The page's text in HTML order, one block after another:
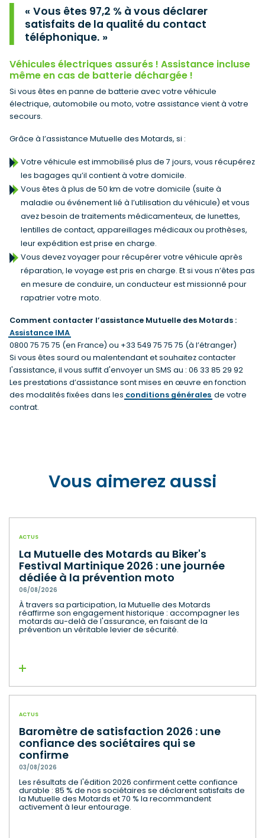
Vous êtes 97,2 % à vous déclarer
satisfaits de la qualité du contact
téléphonique.
Véhicules électriques assurés ! Assistance incluse
même en cas de batterie déchargée !
Si vous êtes en panne de batterie avec votre véhicule
électrique, automobile ou moto, votre assistance vient à votre
secours.
Grâce à l’assistance Mutuelle des Motards, si :
Votre véhicule est immobilisé plus de 7 jours, vous récupérez
les bagages qu’il contient à votre domicile.
Vous êtes à plus de 50 km de votre domicile (suite à
maladie ou événement lié à l’utilisation du véhicule) et vous
avez besoin de traitements médicamenteux, de lunettes,
lentilles de contact, appareillages médicaux ou prothèses,
leur expédition est prise en charge.
Vous devez voyager pour récupérer votre véhicule après
réparation, le voyage est pris en charge. Et si vous n’êtes pas
en mesure de conduire, un conducteur est missionné pour
rapatrier votre moto.
Comment contacter l’assistance Mutuelle des Motards :
Assistance IMA
0800 75 75 75 (en France) ou +33 549 75 75 75 (à l’étranger)
Si vous êtes sourd ou malentendant et souhaitez contacter
l'assistance, il vous suffit d'envoyer un SMS au : 06 33 85 29 92
Les prestations d’assistance sont mises en œuvre en fonction
des modalités fixées dans les conditions générales de votre
contrat.
Vous aimerez aussi
ACTUS
La Mutuelle des Motards au Biker's
Festival Martinique 2026 : une journée
dédiée à la prévention moto
06/08/2026
À travers sa participation, la Mutuelle des Motards
réaffirme son engagement historique : accompagner les
motards au-delà de l'assurance, en faisant de la
prévention un véritable levier de sécurité.
Lire la suite
ACTUS
Baromètre de satisfaction 2026 : une
confiance des sociétaires qui se
confirme
03/08/2026
Les résultats de l'édition 2026 confirment cette confiance
durable : 85 % de nos sociétaires se déclarent satisfaits de
la Mutuelle des Motards et 70 % la recommandent
activement à leur entourage.